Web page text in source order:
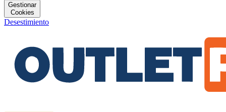
Gestionar
Cookies
Desestimiento